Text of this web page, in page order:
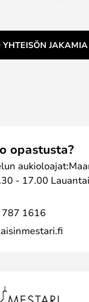
YHTEISÖN
opastusta?
- 17.00
1616